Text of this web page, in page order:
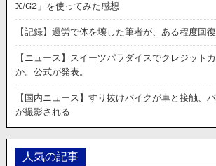
マ
ー
が
飛
フ
ロ
ガ
X/G2」を使ってみた感想
【記録】過労で体を壊した筆者が、ある程度回
【ニュース】スイーツパラダイスでクレジット
か。公式が発表。
【国内ニュース】すり抜けバイクが車と接触、
が撮影される
人気の記事